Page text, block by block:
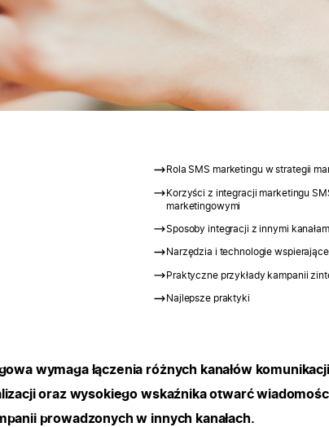
Rola SMS marketingu w strategii
Korzyści z integracji marketingu
marketingowymi
Sposoby integracji z innymi
Narzędzia i technologie
Praktyczne przykłady kampanii
Najlepsze praktyki
wymaga łączenia różnych kanałów
oraz wysokiego wskaźnika otwarć
prowadzonych w innych kanałach.